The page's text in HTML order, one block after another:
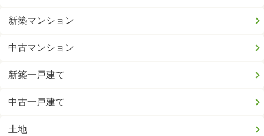
新築マンション
中古マンション
新築一戸建て
中古一戸建て
土地